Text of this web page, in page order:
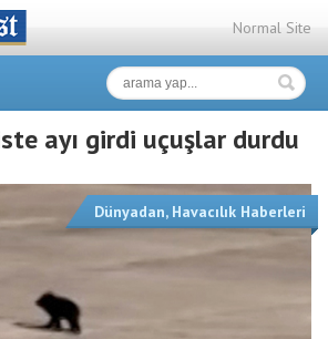
Normal Site
ayı girdi uçuşlar durdu
Dünyadan, Havacılık Haberleri